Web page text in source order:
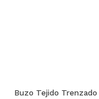
Buzo Tejido Trenzado